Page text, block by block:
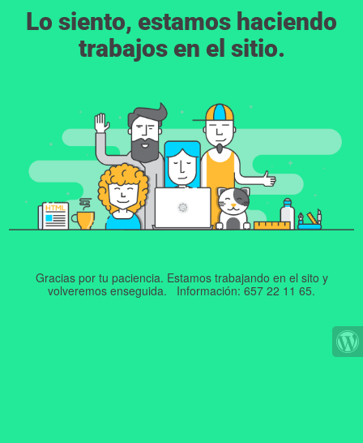
Lo siento, estamos haciendo
trabajos en el sitio.
Gracias por tu paciencia. Estamos trabajando en el sito y
volveremos enseguida. Información: 657 22 11 65.